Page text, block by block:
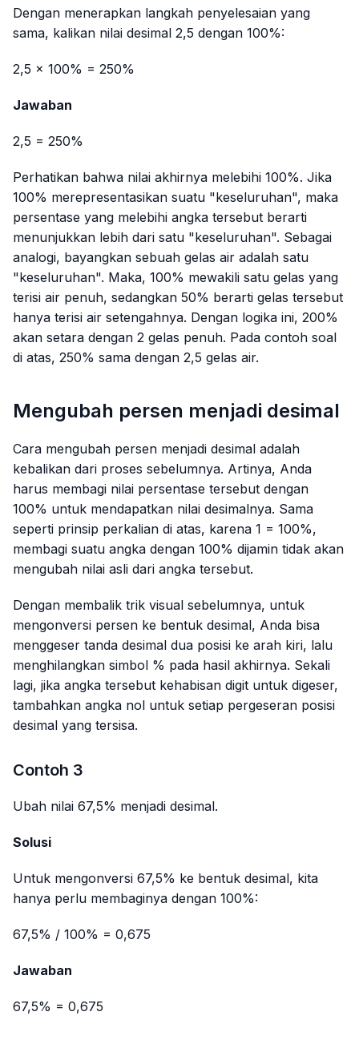
Dengan menerapkan langkah penyelesaian yang
sama, kalikan nilai desimal 2,5 dengan 100%:
2,5 × 100% = 250%
Jawaban
2,5 = 250%
Perhatikan bahwa nilai akhirnya melebihi 100%. Jika
100% merepresentasikan suatu "keseluruhan", maka
persentase yang melebihi angka tersebut berarti
menunjukkan lebih dari satu "keseluruhan". Sebagai
analogi, bayangkan sebuah gelas air adalah satu
"keseluruhan". Maka, 100% mewakili satu gelas yang
terisi air penuh, sedangkan 50% berarti gelas tersebut
hanya terisi air setengahnya. Dengan logika ini, 200%
akan setara dengan 2 gelas penuh. Pada contoh soal
di atas, 250% sama dengan 2,5 gelas air.
Mengubah persen menjadi desimal
Cara mengubah persen menjadi desimal adalah
kebalikan dari proses sebelumnya. Artinya, Anda
harus membagi nilai persentase tersebut dengan
100% untuk mendapatkan nilai desimalnya. Sama
seperti prinsip perkalian di atas, karena 1 = 100%,
membagi suatu angka dengan 100% dijamin tidak akan
mengubah nilai asli dari angka tersebut.
Dengan membalik trik visual sebelumnya, untuk
mengonversi persen ke bentuk desimal, Anda bisa
menggeser tanda desimal dua posisi ke arah kiri, lalu
menghilangkan simbol % pada hasil akhirnya. Sekali
lagi, jika angka tersebut kehabisan digit untuk digeser,
tambahkan angka nol untuk setiap pergeseran posisi
desimal yang tersisa.
Contoh 3
Ubah nilai 67,5% menjadi desimal.
Solusi
Untuk mengonversi 67,5% ke bentuk desimal, kita
hanya perlu membaginya dengan 100%:
67,5% / 100% = 0,675
Jawaban
67,5% = 0,675